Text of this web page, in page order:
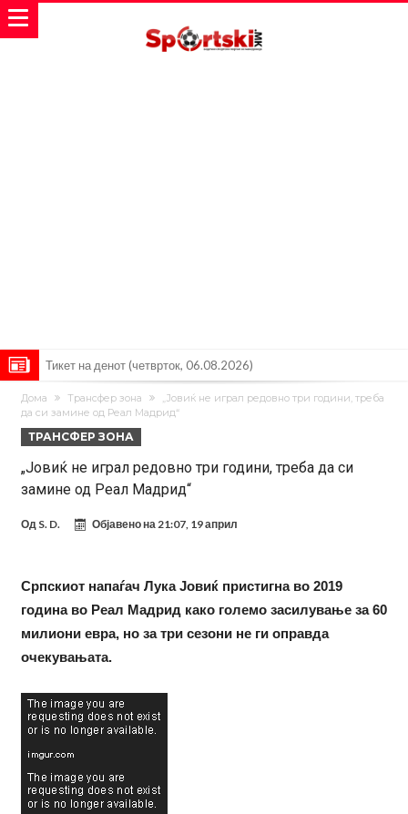
Винисиус ги избриша сите објави на Инстаграм откако Реал му
понуди нов договор
Ливерпул понуди 100 милиони евра за Баркола, ПСЖ веднаш
побара уште 50 милиони
Јувентус се насочил кон напаѓач на Манчестер Јунајтед
Модриќ откри што го натерало да остане во Милан
Стотици навивачи го пречекаа Салах во Истанбул
АРСЕНАЛ ГО ЛАДИ ШАМПАЊОТ: Винисиус на праг на Лондон!
Познат е следниот клуб на Душан Влаховиќ!
Дома Трансфер зона
„Јовиќ не играл редовно три години, треба
да си замине од Реал Мадрид“
ТРАНСФЕР ЗОНА
„Јовиќ не играл редовно три години, треба да си
замине од Реал Мадрид“
Од S. D. Објавено на 21:07, 19 април
Српскиот напаѓач Лука Јовиќ пристигна во 2019
година во Реал Мадрид како големо засилување за 60
милиони евра, но за три сезони не ги оправда
очекувањата.